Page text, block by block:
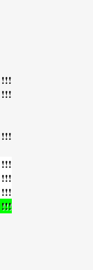
!!!
!!!
!!!
!!!
!!!
!!!
!!!